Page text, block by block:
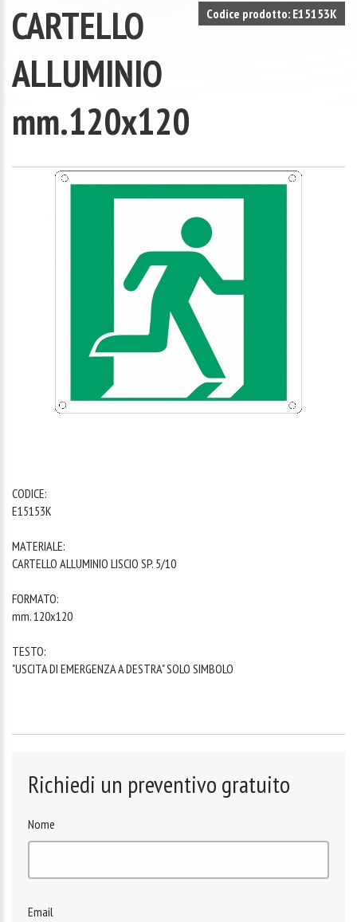
Codice prodotto: E15153K
CARTELLO
ALLUMINIO
mm.120x120
CODICE:
E15153K
MATERIALE:
CARTELLO ALLUMINIO LISCIO SP. 5/10
FORMATO:
mm. 120x120
TESTO:
"USCITA DI EMERGENZA A DESTRA" SOLO SIMBOLO
Richiedi un preventivo gratuito
Nome
Email